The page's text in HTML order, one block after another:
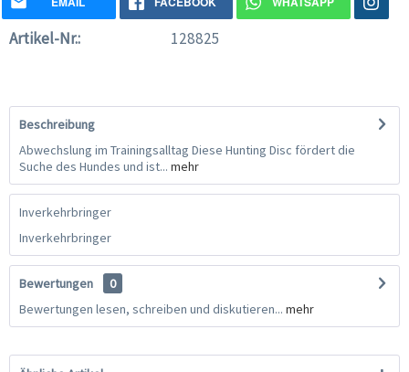
Artikel-Nr.: 128825
Beschreibung
Abwechslung im Trainingsalltag Diese Hunting Disc fördert die
Suche des Hundes und ist... mehr
Inverkehrbringer
Inverkehrbringer
Bewertungen
0
Bewertungen lesen, schreiben und diskutieren... mehr